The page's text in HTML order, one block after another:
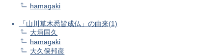
hamagaki
「山川草木悉皆成仏」の由来(1)
大垣国久
hamagaki
大久保邦彦